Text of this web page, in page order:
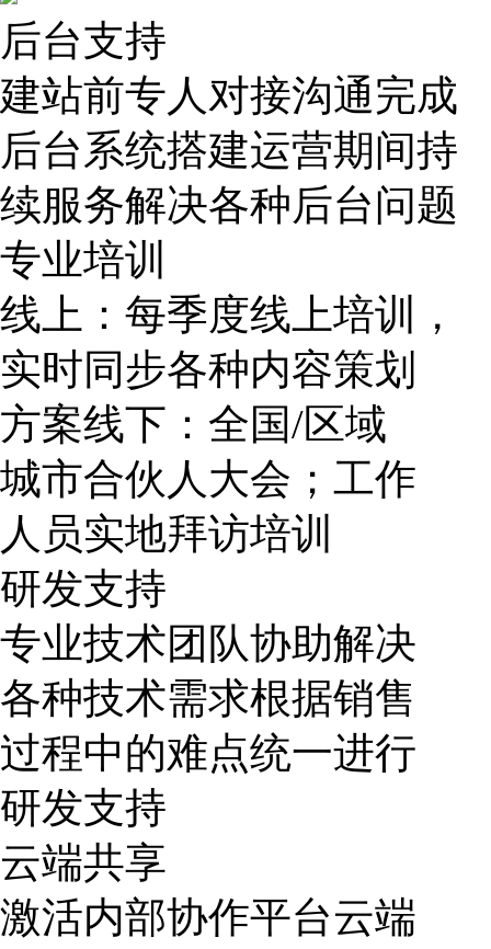
后台支持
建站前专人对接沟通完成
后台系统搭建运营期间持
续服务解决各种后台问题
专业培训
线上：每季度线上培训，
实时同步各种内容策划
方案线下：全国/区域
城市合伙人大会；工作
人员实地拜访培训
研发支持
专业技术团队协助解决
各种技术需求根据销售
过程中的难点统一进行
研发支持
云端共享
激活内部协作平台云端